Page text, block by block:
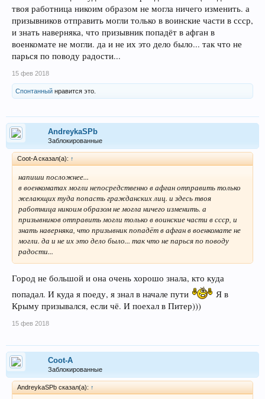
твоя работница никоим образом не могла ничего изменить. а
призывников отправить могли только в воинские части в ссср,
и знать наверняка, что призывник попадёт в афган в
военкомате не могли. да и не их это дело было... так что не
парься по поводу радости...
15 фев 2018
Спонтанный нравится это.
AndreykaSPb
Заблокированные
Coot-A сказал(а): ↑
напиши посложнее...
в военкоматах могли непосредственно в афган отправить только
желающих туда попасть гражданских лиц. и здесь твоя
работница никоим образом не могла ничего изменить. а
призывников отправить могли только в воинские части в ссср, и
знать наверняка, что призывник попадёт в афган в военкомате не
могли. да и не их это дело было... так что не парься по поводу
радости...
Город не большой и она очень хорошо знала, кто куда
попадал. И куда я поеду, я знал в начале пути
Я в
Крыму призывался, если чё. И поехал в Питер)))
15 фев 2018
Coot-A
Заблокированные
AndreykaSPb сказал(а): ↑